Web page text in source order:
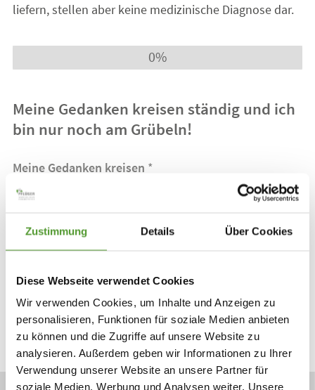
Zustimmung Details Über Cookies
Diese Webseite verwendet Cookies
Wir verwenden Cookies, um Inhalte und Anzeigen zu
personalisieren, Funktionen für soziale Medien anbieten
zu können und die Zugriffe auf unsere Website zu
analysieren. Außerdem geben wir Informationen zu Ihrer
Verwendung unserer Website an unsere Partner für
soziale Medien, Werbung und Analysen weiter. Unsere
liefern, stellen aber keine medizinische Diagnose dar.
Meine Gedanken kreisen ständig und ich
bin nur noch am Grübeln!
Meine Gedanken kreisen *
Erst seit kurzem
Schon länger
weiter